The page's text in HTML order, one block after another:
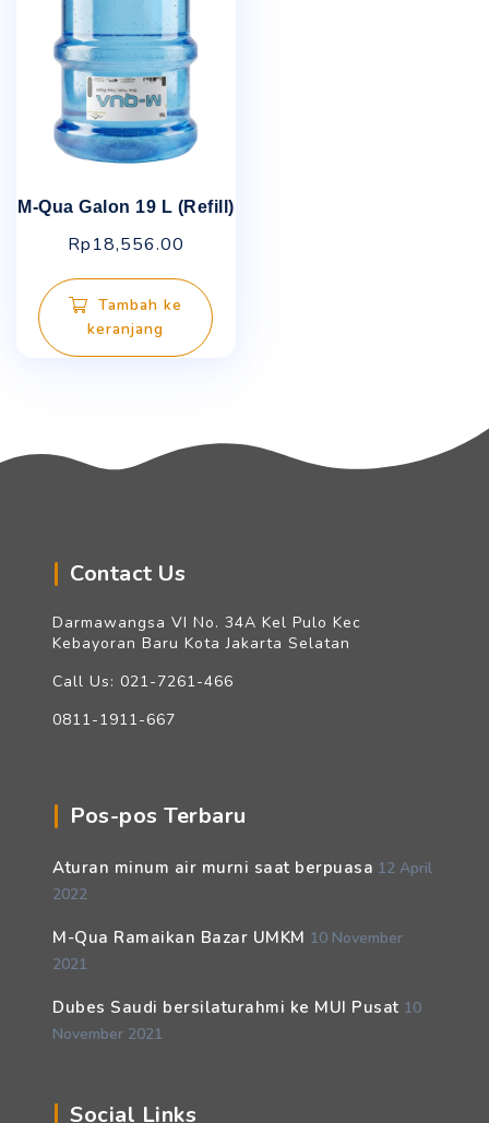
M-Qua Galon 19 L (Refill)
Rp18,556.00
Tambah ke
keranjang
Contact Us
Darmawangsa VI No. 34A Kel Pulo Kec
Kebayoran Baru Kota Jakarta Selatan
Call Us: 021-7261-466
0811-1911-667
Pos-pos Terbaru
Aturan minum air murni saat berpuasa 12 April
2022
M-Qua Ramaikan Bazar UMKM 10 November
2021
Dubes Saudi bersilaturahmi ke MUI Pusat 10
November 2021
Social Links